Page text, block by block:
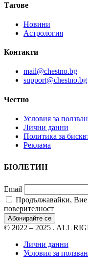
Тагове
Новини
Астрология
Контакти
mail@chestno.bg
support@chestno.bg
Честно
Условия за
Лични данни
Политика за
Реклама
БЮЛЕТИН
Email
Продължавайки, Вие
поверителност
© 2022 – 2025 . ALL
Лични данни
Условия за